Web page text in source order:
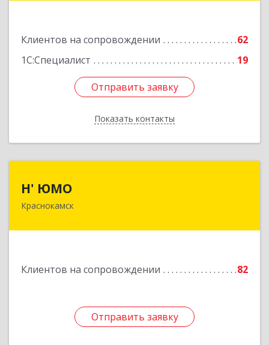
Клиентов на сопровождении
62
1С:Специалист
19
Отправить заявку
Показать контакты
Отправить заявку
Назад
Н' ЮМО
Краснокамск
Клиентов на сопровождении 82
Отправить заявку
617060, Пермский край, Краснокамский р-н,
Подробнее
Отправить заявку